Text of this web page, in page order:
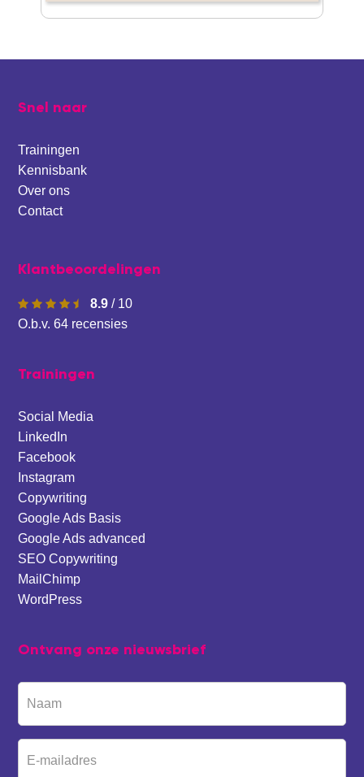
Footer
Snel naar
Trainingen
Kennisbank
Over ons
Contact
Klantbeoordelingen
8.9 / 10
O.b.v.64 recensies
Trainingen
Social Media
LinkedIn
Facebook
Instagram
Copywriting
Google Ads Basis
Google Ads advanced
SEO Copywriting
MailChimp
WordPress
Ontvang onze nieuwsbrief